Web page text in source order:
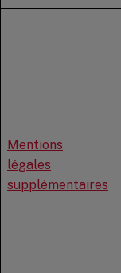
Mentions
légales
supplémentaires